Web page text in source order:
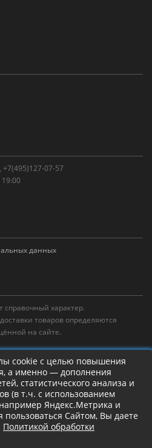
07-57
данных
характер.
товаров определяются
на сайте.
и полезные советы!
cookie с целью повышения
а именно — дополнения
статистического анализа и
(в т.ч. с использованием
Яндекс.Метрика и
пользоваться Сайтом, Вы даете
Политикой обработки